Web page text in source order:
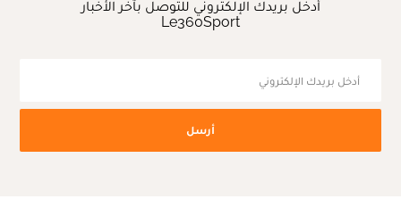
أدخل بريدك الإلكتروني للتوصل بآخر الأخبار
Le360Sport
أرسل